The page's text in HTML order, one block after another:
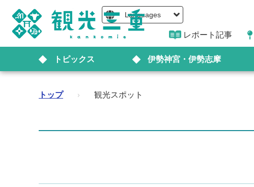
Languages
レポート記事
トピックス 伊勢神宮・伊勢志摩
トップ › 観光スポット